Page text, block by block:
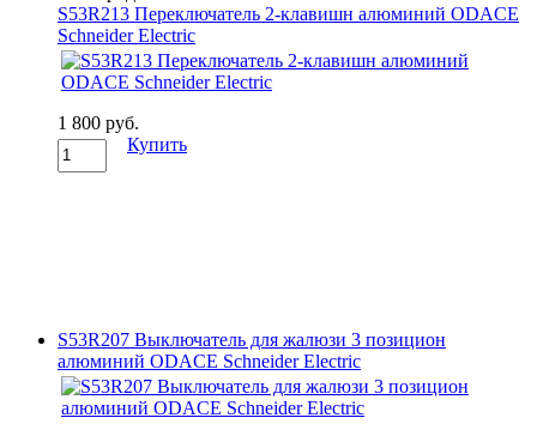
S53R213 Переключатель 2-клавишн алюминий ODACE
Schneider Electric
1 800 руб.
Купить
S53R207 Выключатель для жалюзи 3 позицион
алюминий ODACE Schneider Electric